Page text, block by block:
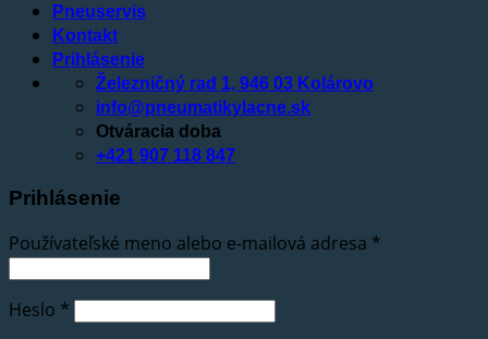
Pneuservis
Kontakt
Prihlásenie
Železničný rad 1, 946 03 Kolárovo
info@pneumatikylacne.sk
Otváracia doba
+421 907 118 847
Prihlásenie
Používateľské meno alebo e-mailová adresa *
Heslo *